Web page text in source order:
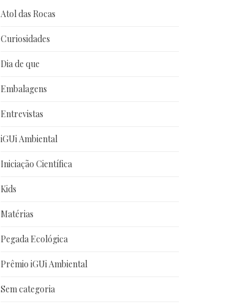
Atol das Rocas
Curiosidades
Dia de que
Embalagens
Entrevistas
iGUi Ambiental
Iniciação Científica
Kids
Matérias
Pegada Ecológica
Prêmio iGUi Ambiental
Sem categoria